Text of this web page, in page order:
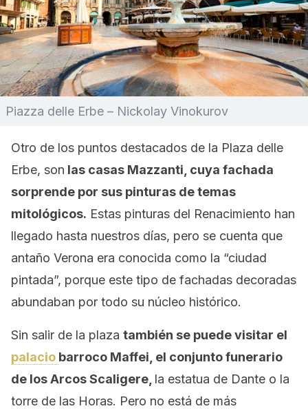
Piazza delle Erbe – Nickolay Vinokurov
Otro de los puntos destacados de la Plaza delle
Erbe, son las casas Mazzanti, cuya fachada
sorprende por sus pinturas de temas
mitológicos. Estas pinturas del Renacimiento han
llegado hasta nuestros días, pero se cuenta que
antaño Verona era conocida como la “ciudad
pintada”, porque este tipo de fachadas decoradas
abundaban por todo su núcleo histórico.
Sin salir de la plaza también se puede visitar el
palacio barroco Maffei, el conjunto funerario
de los Arcos Scaligere, la estatua de Dante o la
torre de las Horas. Pero no está de más